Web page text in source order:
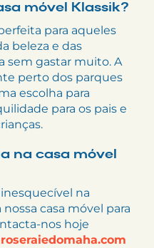
móvel Klassik?
para aqueles
beleza e das
sem gastar muito. A
perto dos parques
escolha para
para os pais e
na casa móvel
na
casa móvel para
nos hoje